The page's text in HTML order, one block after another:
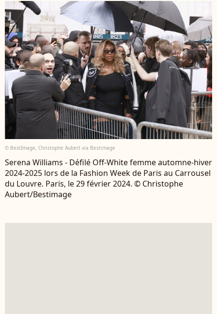
© BestImage, Christophe Aubert via Bestimage
Serena Williams - Défilé Off-White femme automne-hiver
2024-2025 lors de la Fashion Week de Paris au Carrousel
du Louvre. Paris, le 29 février 2024. © Christophe
Aubert/Bestimage